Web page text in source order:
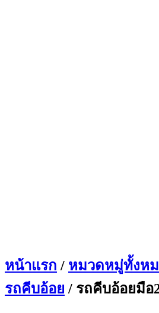
หน้าแรก / หมวดหมู่ทั้งห
รถคีบอ้อย / รถคีบอ้อยมือ